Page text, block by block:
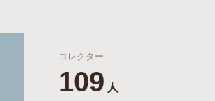
ら探す
コレクター
109 人